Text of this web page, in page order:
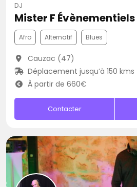
DJ
Mister F Évènementiels
Afro Alternatif Blues
Cauzac (47)
Déplacement jusqu’à 150 kms
À partir de 660€
Contacter